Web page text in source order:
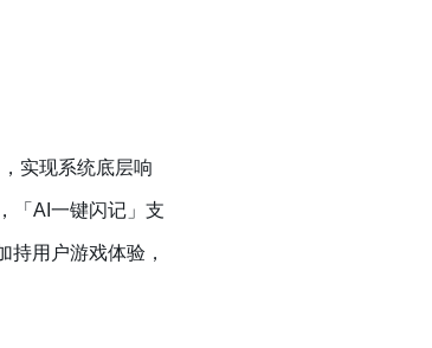
实现系统底层响
「AI一键闪记」支
用户游戏体验，